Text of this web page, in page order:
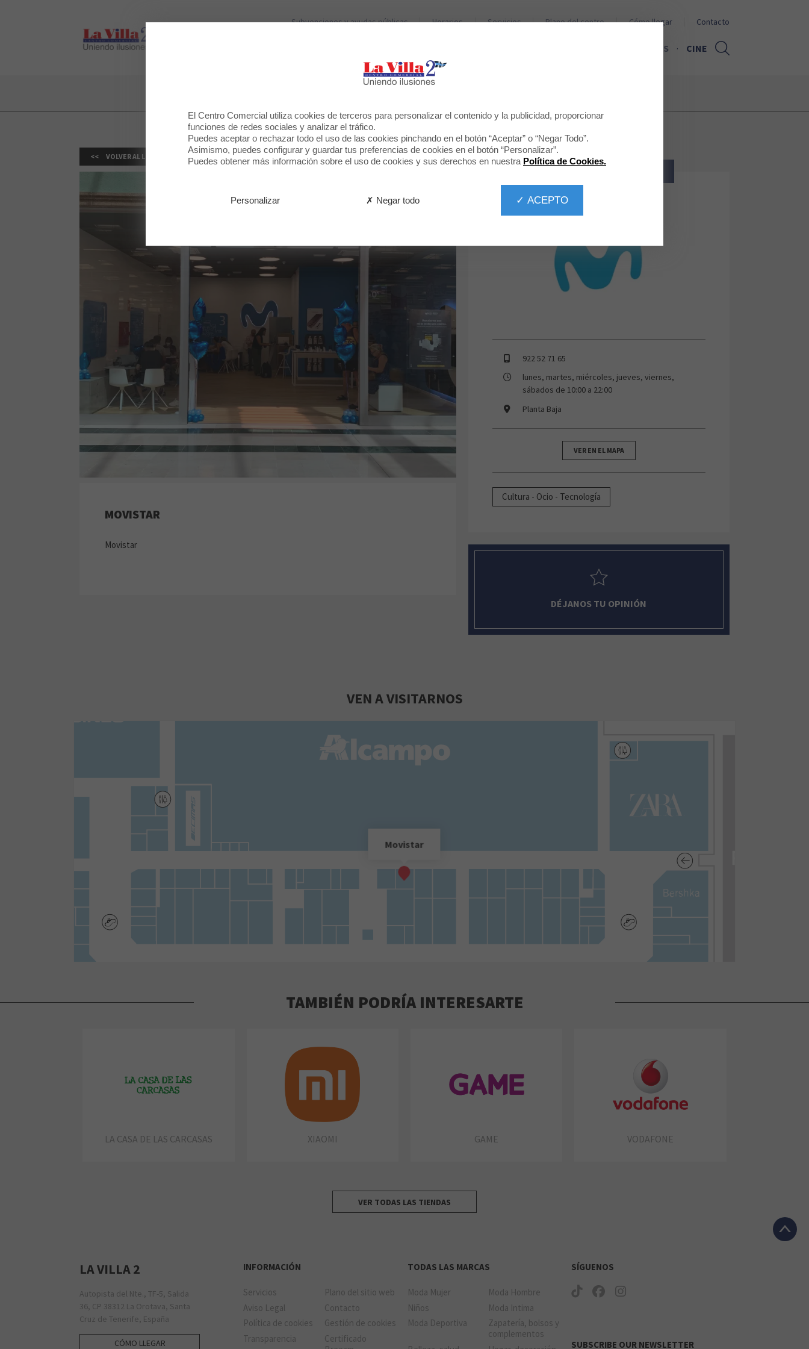
NOTICIAS CINE
Subvenciones y ayudas públicas Horarios Servicios Plano del centro Cómo llegar Contacto
MOVISTAR
VOLVER AL LISTADO
Movistar
922 52 71 65
lunes, martes, miércoles, jueves, viernes,
sábados de 10:00 a 22:00
Planta Baja
VER EN EL MAPA
Cultura - Ocio - Tecnología
DÉJANOS TU OPINIÓN
MOVISTAR
Movistar
VEN A VISITARNOS
Movistar
TAMBIÉN PODRÍA INTERESARTE
LA CASA DE LAS CARCASAS XIAOMI GAME VODAFONE
VER TODAS LAS TIENDAS
LA VILLA 2
Autopista del Nte., TF-5, Salida
36, CP 38312 La Orotava, Santa
Cruz de Tenerife, España
CÓMO LLEGAR
INFORMACIÓN
Servicios
Plano del sitio web
Aviso Legal
Contacto
Política de cookies
Gestión de cookies
Transparencia
Certificado
TODAS LAS MARCAS
Moda Mujer
Moda Hombre
Niños
Moda Intima
Moda Deportiva
Zapatería, bolsos y
complementos
SÍGUENOS
SUBSCRIBE OUR NEWSLETTER
El Centro Comercial utiliza cookies de terceros para personalizar el contenido y la publicidad, proporcionar
funciones de redes sociales y analizar el tráfico.
Puedes aceptar o rechazar todo el uso de las cookies pinchando en el botón “Aceptar” o “Negar Todo”.
Asimismo, puedes configurar y guardar tus preferencias de cookies en el botón “Personalizar”.
Puedes obtener más información sobre el uso de cookies y sus derechos en nuestra Política de Cookies.
✓ ACEPTO
✗ Negar todo
Personalizar